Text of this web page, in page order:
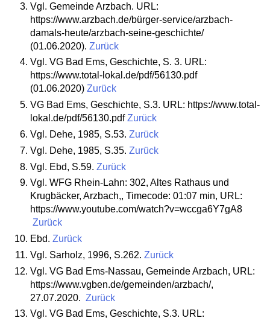
Vgl. Gemeinde Arzbach. URL:
https://www.arzbach.de/bürger-service/arzbach-
damals-heute/arzbach-seine-geschichte/
(01.06.2020). Zurück
Vgl. VG Bad Ems, Geschichte, S. 3. URL:
https://www.total-lokal.de/pdf/56130.pdf
(01.06.2020) Zurück
VG Bad Ems, Geschichte, S.3. URL: https://www.total-
lokal.de/pdf/56130.pdfZurück
Vgl. Dehe, 1985, S.53. Zurück
Vgl. Dehe, 1985, S.35. Zurück
Vgl. Ebd, S.59. Zurück
Vgl. WFG Rhein-Lahn: 302, Altes Rathaus und
Krugbäcker, Arzbach,, Timecode: 01:07 min, URL:
https://www.youtube.com/watch?v=wccga6Y7gA8
Zurück
Ebd. Zurück
Vgl. Sarholz, 1996, S.262. Zurück
Vgl. VG Bad Ems-Nassau, Gemeinde Arzbach, URL:
https://www.vgben.de/gemeinden/arzbach/,
27.07.2020. Zurück
Vgl. VG Bad Ems, Geschichte, S.3. URL: